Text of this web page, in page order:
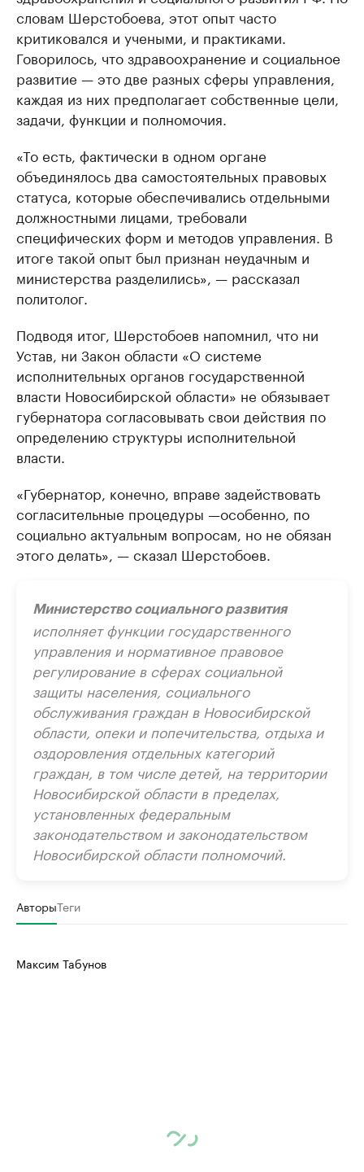
словам Шерстобоева, этот опыт часто
критиковался и учеными, и практиками.
Говорилось, что здравоохранение и социальное
развитие — это две разных сферы управления,
каждая из них предполагает собственные цели,
задачи, функции и полномочия.
«То есть, фактически в одном органе
объединялось два самостоятельных правовых
статуса, которые обеспечивались отдельными
должностными лицами, требовали
специфических форм и методов управления. В
итоге такой опыт был признан неудачным и
министерства разделились», — рассказал
политолог.
Подводя итог, Шерстобоев напомнил, что ни
Устав, ни Закон области «О системе
исполнительных органов государственной
власти Новосибирской области» не обязывает
губернатора согласовывать свои действия по
определению структуры исполнительной
власти.
«Губернатор, конечно, вправе задействовать
согласительные процедуры —особенно, по
социально актуальным вопросам, но не обязан
этого делать», — сказал Шерстобоев.
Министерство социального развития
исполняет функции государственного
управления и нормативное правовое
регулирование в сферах социальной
защиты населения, социального
обслуживания граждан в Новосибирской
области, опеки и попечительства, отдыха и
оздоровления отдельных категорий
граждан, в том числе детей, на территории
Новосибирской области в пределах,
установленных федеральным
законодательством и законодательством
Новосибирской области полномочий.
АвторыТеги
Максим Табунов